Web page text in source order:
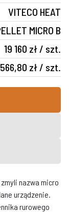
VITECO HEAT
MICRO B
19 160 zł / szt.
zł / szt.
zmyli nazwa micro
urządzenie.
rurowego